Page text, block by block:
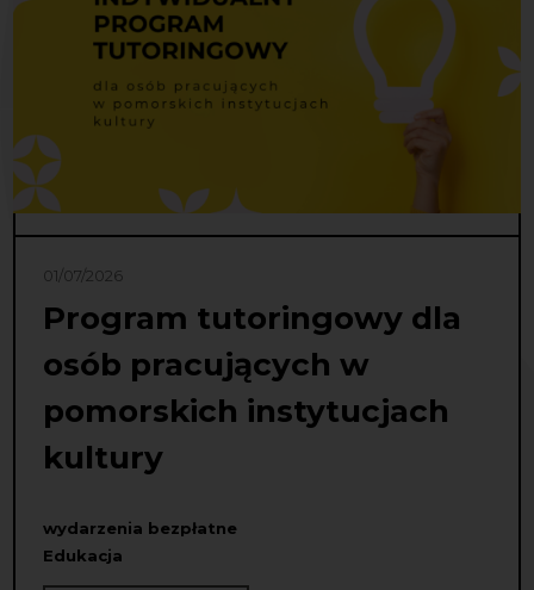
01/07/2026
Program tutoringowy dla
osób pracujących w
pomorskich instytucjach
kultury
wydarzenia bezpłatne
Edukacja